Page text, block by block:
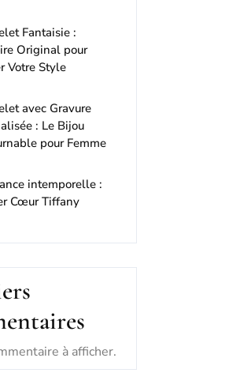
Fantaisie :
Original pour
Votre Style
avec Gravure
: Le Bijou
pour Femme
intemporelle :
Cœur Tiffany
à afficher.